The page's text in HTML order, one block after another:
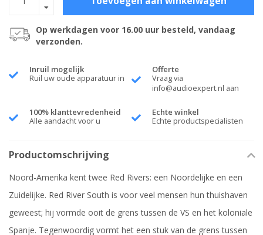
Op werkdagen voor 16.00 uur besteld, vandaag
verzonden.
Inruil mogelijk
Ruil uw oude apparatuur in
Offerte
Vraag via
info@audioexpert.nl aan
100% klanttevredenheid
Alle aandacht voor u
Echte winkel
Echte productspecialisten
Productomschrijving
Noord-Amerika kent twee Red Rivers: een Noordelijke en een
Zuidelijke. Red River South is voor veel mensen hun thuishaven
geweest; hij vormde ooit de grens tussen de VS en het koloniale
Spanje. Tegenwoordig vormt het een stuk van de grens tussen